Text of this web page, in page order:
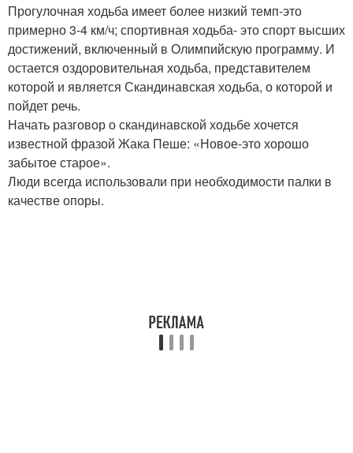
Прогулочная ходьба имеет более низкий темп-это
примерно 3-4 км/ч; спортивная ходьба- это спорт высших
достижений, включенный в Олимпийскую программу. И
остается оздоровительная ходьба, представителем
которой и является Скандинавская ходьба, о которой и
пойдет речь.
Начать разговор о скандинавской ходьбе хочется
известной фразой Жака Пеше: «Новое-это хорошо
забытое старое».
Люди всегда использовали при необходимости палки в
качестве опоры.